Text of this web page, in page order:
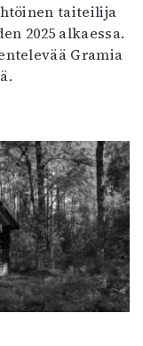
taiteilija
2025 alkaessa.
Gramia